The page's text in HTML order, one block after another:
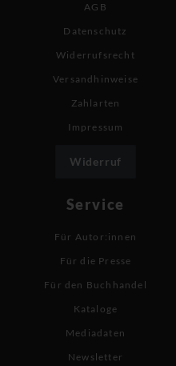
AGB
Datenschutz
Widerrufsrecht
Versandhinweise
Zahlarten
Impressum
Widerruf
Service
Für Autor:innen
Für die Presse
Für den Buchhandel
Kataloge
Mediadaten
Newsletter